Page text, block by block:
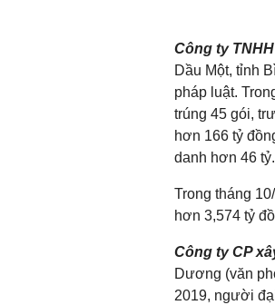
Công ty
Dầu Một, tỉnh
pháp luật.
trúng 45 gói,
hơn 166 tỷ
danh hơn 46 tỷ.
Trong tháng
hơn 3,574 tỷ
Công ty CP
Dương (văn
2019, người